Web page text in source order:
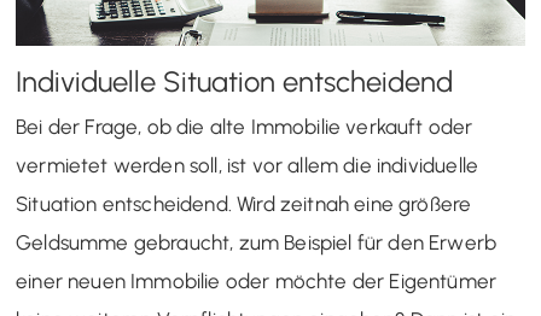
Individuelle Situation entscheidend
Bei der Frage, ob die alte Immobilie verkauft oder
vermietet werden soll, ist vor allem die individuelle
Situation entscheidend. Wird zeitnah eine größere
Geldsumme gebraucht, zum Beispiel für den Erwerb
einer neuen Immobilie oder möchte der Eigentümer